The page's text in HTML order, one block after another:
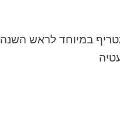
במיוחד לראש השנה